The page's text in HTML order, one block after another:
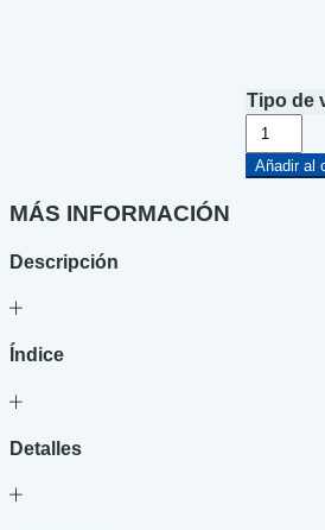
Tipo de
Mensajero
de
Añadir al
MÁS INFORMACIÓN
Descripción
Índice
Detalles